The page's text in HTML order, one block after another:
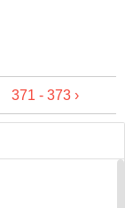
371 - 373 ›